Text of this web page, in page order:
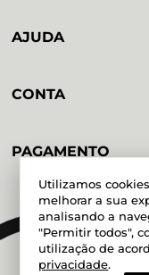
Utilizamos
melhorar a sua
analisando a
"Permitir todos",
utilização de
privacidade.
AJUDA
CONTA
PAGAMENTO